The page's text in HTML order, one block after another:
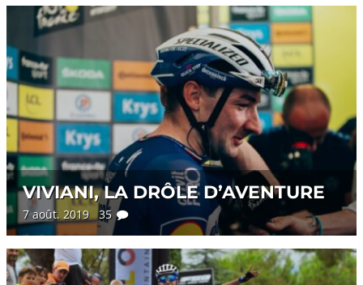
VIVIANI, LA DRÔLE D’AVENTURE
7 août. 2019 35